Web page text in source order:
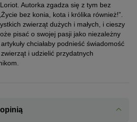
Autorka zgadza się z tym bez
bez konia, kota i królika również!”.
zwierząt dużych i małych, i cieszy
pisać o swojej pasji jako niezależny
chciałaby podnieść świadomość
i udzielić przydatnych